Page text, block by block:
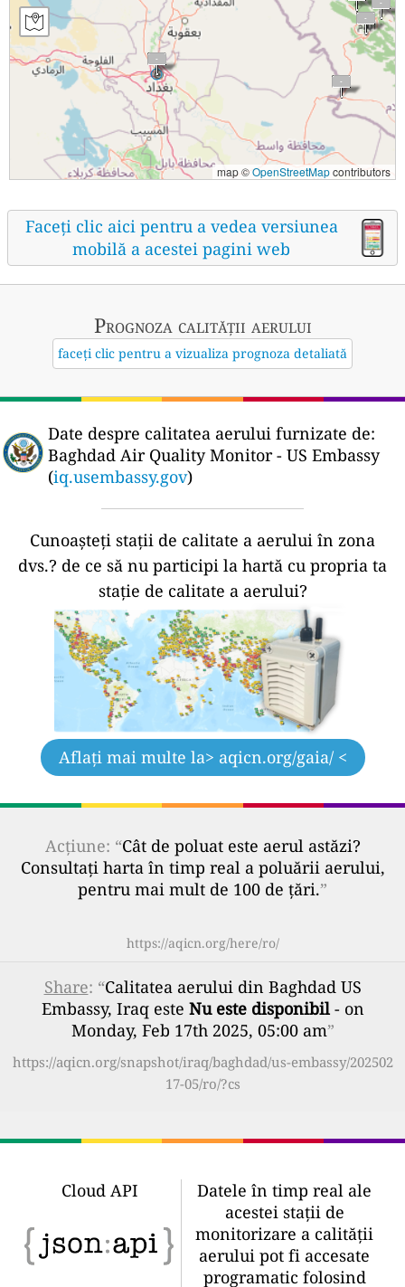
map ©OpenStreetMapcontributors
Faceți clic aici pentru a vedea versiunea
mobilă a acestei pagini web
Prognoza calității aerului
faceți clic pentru a vizualiza prognoza detaliată
Date despre calitatea aerului furnizate de:
Baghdad Air Quality Monitor - US Embassy
(iq.usembassy.gov)
Cunoașteți stații de calitate a aerului în zona
dvs.? de ce să nu participi la hartă cu propria ta
stație de calitate a aerului?
Aflați mai multe la> aqicn.org/gaia/ <
Acțiune: “Cât de poluat este aerul astăzi?
Consultați harta în timp real a poluării aerului,
pentru mai mult de 100 de țări.”
https://aqicn.org/here/ro/
Share: “Calitatea aerului din Baghdad US
Embassy, Iraq este Nu este disponibil- on
Monday, Feb 17th 2025, 05:00 am”
https://aqicn.org/snapshot/iraq/baghdad/us-embassy/202502
17-05/ro/?cs
Cloud API
Datele în timp real ale
acestei stații de
monitorizare a calității
aerului pot fi accesate
programatic folosind